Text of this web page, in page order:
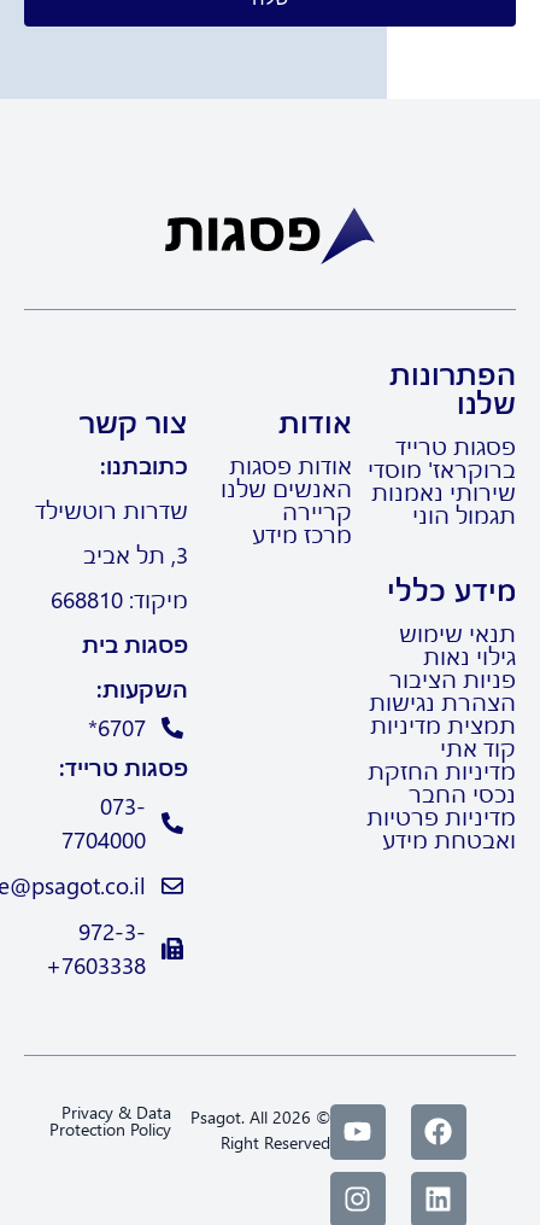
טרייד
מוסדי
נאמנות
הוני
כללי
שימוש
נאות
הציבור
נגישות
מדיניות
אתי
החזקת
החבר
פרטיות
מידע
אודות
אודות פסגות
האנשים שלנו
קריירה
מרכז מידע
צור קשר
כתובתנו:
שדרות רוטשילד
מיקוד: 668810
פסגות בית
השקעות:
6707*
פסגות טרייד:
073-
7704000
Trade@psagot.co.il
972-3-
7603338+
© 2026 Psagot. All
Right Reserved
Privacy & Data
Protection Policy